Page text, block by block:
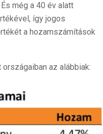
még a 40 év alatt
így jogos
a hozamszámítások
az alábbiak: